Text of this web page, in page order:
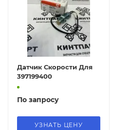
Датчик Скорости Для
397199400
По запросу
УЗНАТЬ ЦЕНУ